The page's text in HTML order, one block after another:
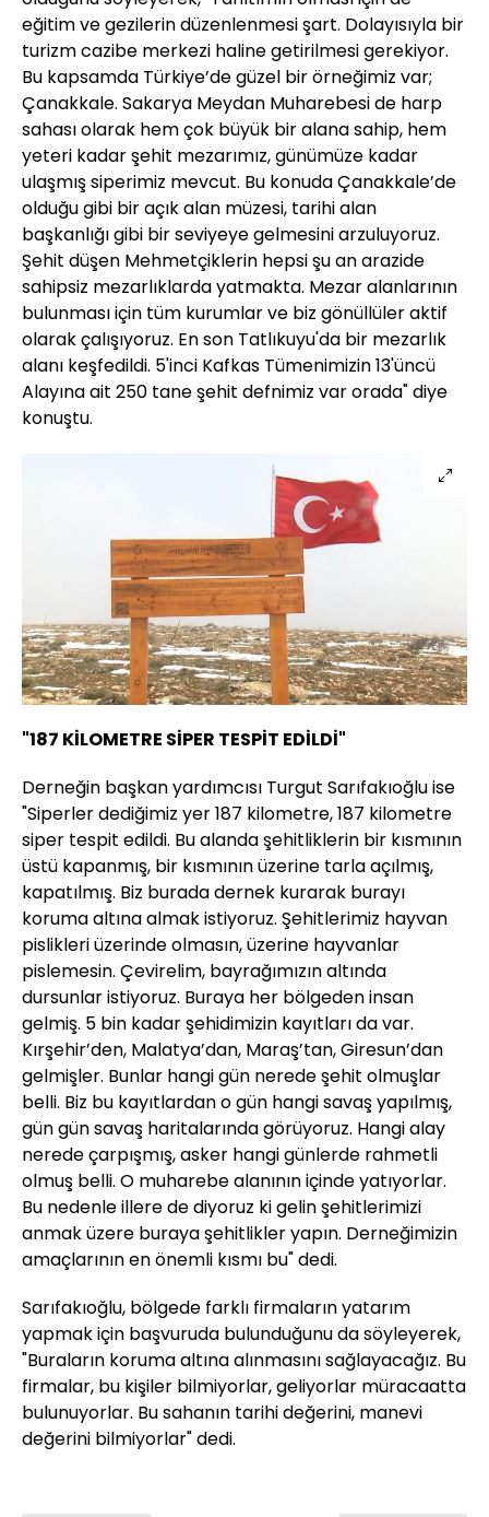
eğitim ve gezilerin düzenlenmesi şart. Dolayısıyla bir
turizm cazibe merkezi haline getirilmesi gerekiyor.
Bu kapsamda Türkiye’de güzel bir örneğimiz var;
Çanakkale. Sakarya Meydan Muharebesi de harp
sahası olarak hem çok büyük bir alana sahip, hem
yeteri kadar şehit mezarımız, günümüze kadar
ulaşmış siperimiz mevcut. Bu konuda Çanakkale’de
olduğu gibi bir açık alan müzesi, tarihi alan
başkanlığı gibi bir seviyeye gelmesini arzuluyoruz.
Şehit düşen Mehmetçiklerin hepsi şu an arazide
sahipsiz mezarlıklarda yatmakta. Mezar alanlarının
bulunması için tüm kurumlar ve biz gönüllüler aktif
olarak çalışıyoruz. En son Tatlıkuyu'da bir mezarlık
alanı keşfedildi. 5'inci Kafkas Tümenimizin 13'üncü
Alayına ait 250 tane şehit defnimiz var orada" diye
konuştu.
"187 KİLOMETRE SİPER TESPİT EDİLDİ"
Derneğin başkan yardımcısı Turgut Sarıfakıoğlu ise
"Siperler dediğimiz yer 187 kilometre, 187 kilometre
siper tespit edildi. Bu alanda şehitliklerin bir kısmının
üstü kapanmış, bir kısmının üzerine tarla açılmış,
kapatılmış. Biz burada dernek kurarak burayı
koruma altına almak istiyoruz. Şehitlerimiz hayvan
pislikleri üzerinde olmasın, üzerine hayvanlar
pislemesin. Çevirelim, bayrağımızın altında
dursunlar istiyoruz. Buraya her bölgeden insan
gelmiş. 5 bin kadar şehidimizin kayıtları da var.
Kırşehir’den, Malatya’dan, Maraş’tan, Giresun’dan
gelmişler. Bunlar hangi gün nerede şehit olmuşlar
belli. Biz bu kayıtlardan o gün hangi savaş yapılmış,
gün gün savaş haritalarında görüyoruz. Hangi alay
nerede çarpışmış, asker hangi günlerde rahmetli
olmuş belli. O muharebe alanının içinde yatıyorlar.
Bu nedenle illere de diyoruz ki gelin şehitlerimizi
anmak üzere buraya şehitlikler yapın. Derneğimizin
amaçlarının en önemli kısmı bu" dedi.
Sarıfakıoğlu, bölgede farklı firmaların yatarım
yapmak için başvuruda bulunduğunu da söyleyerek,
"Buraların koruma altına alınmasını sağlayacağız. Bu
firmalar, bu kişiler bilmiyorlar, geliyorlar müracaatta
bulunuyorlar. Bu sahanın tarihi değerini, manevi
değerini bilmiyorlar" dedi.